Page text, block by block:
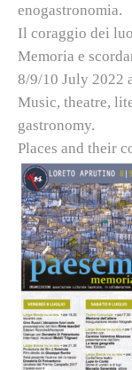
enogastronomia.
Il coraggio dei
Memoria e
8/9/10 July 2022
Music, theatre,
gastronomy.
Places and their